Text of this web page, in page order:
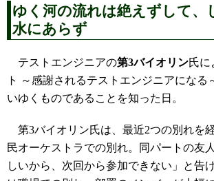
ゆく河の流れは絶えずして、
水にあらず
テストエンジニアの第3バイオリン氏に
ト ～感謝されるテストエンジニアになる
いゆくものであることを知った日。
第3バイオリン氏は、最近2つの別れを
民オーケストラでの別れ。同パートの友
しいから、次回から参加できない」と告